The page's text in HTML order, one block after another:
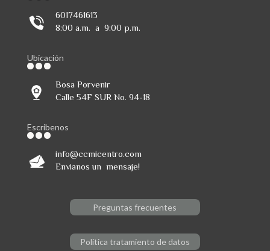
6017461613
8:00 a.m. a 9:00 p.m.
Ubicación
Bosa Porvenir
Calle 54F SUR No. 94-18
Escribenos
info@ccmicentro.com
Envianos un mensaje!
Preguntas frecuentes
Política tratamiento de datos